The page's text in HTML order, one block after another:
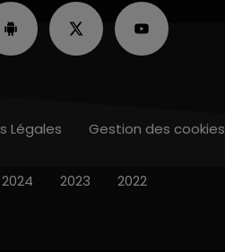
Légales Gestion des cookies
2024 2023 2022